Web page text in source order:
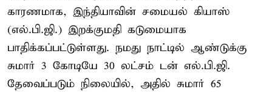
காரணமாக, இந்தியாவின் சமையல் கியாஸ்
(எல்.பி.ஜி.) இறக்குமதி கடுமையாக
பாதிக்கப்பட்டுள்ளது. நமது நாட்டில் ஆண்டுக்கு
சுமார் 3 கோடியே 30 லட்சம் டன் எல்.பி.ஜி.
தேவைப்படும் நிலையில், அதில் சுமார் 65